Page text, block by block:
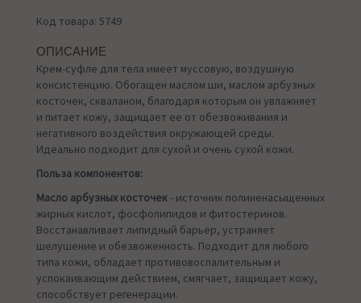
Код товара: 5749
ОПИСАНИЕ
Крем-суфле для тела имеет муссовую, воздушную
консистенцию. Обогащен маслом ши, маслом арбузных
косточек, скваланом, благодаря которым он увлажняет
и питает кожу, защищает ее от обезвоживания и
негативного воздействия окружающей среды.
Идеально подходит для сухой и очень сухой кожи.
Польза компонентов:
Масло арбузных косточек - источник полиненасыщенных
жирных кислот, фосфолипидов и фитостеринов.
Восстанавливает липидный барьер, устраняет
шелушение и обезвоженность. Подходит для любого
типа кожи, обладает противовоспалительным и
успокаивающим действием, смягчает, защищает кожу,
способствует регенерации.